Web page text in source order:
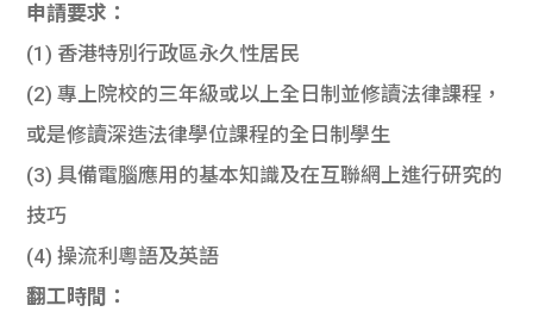
申請要求：
(1) 香港特別行政區永久性居民
(2) 專上院校的三年級或以上全日制並修讀法律課程，
或是修讀深造法律學位課程的全日制學生
(3) 具備電腦應用的基本知識及在互聯網上進行研究的
技巧
(4) 操流利粵語及英語
翻工時間：